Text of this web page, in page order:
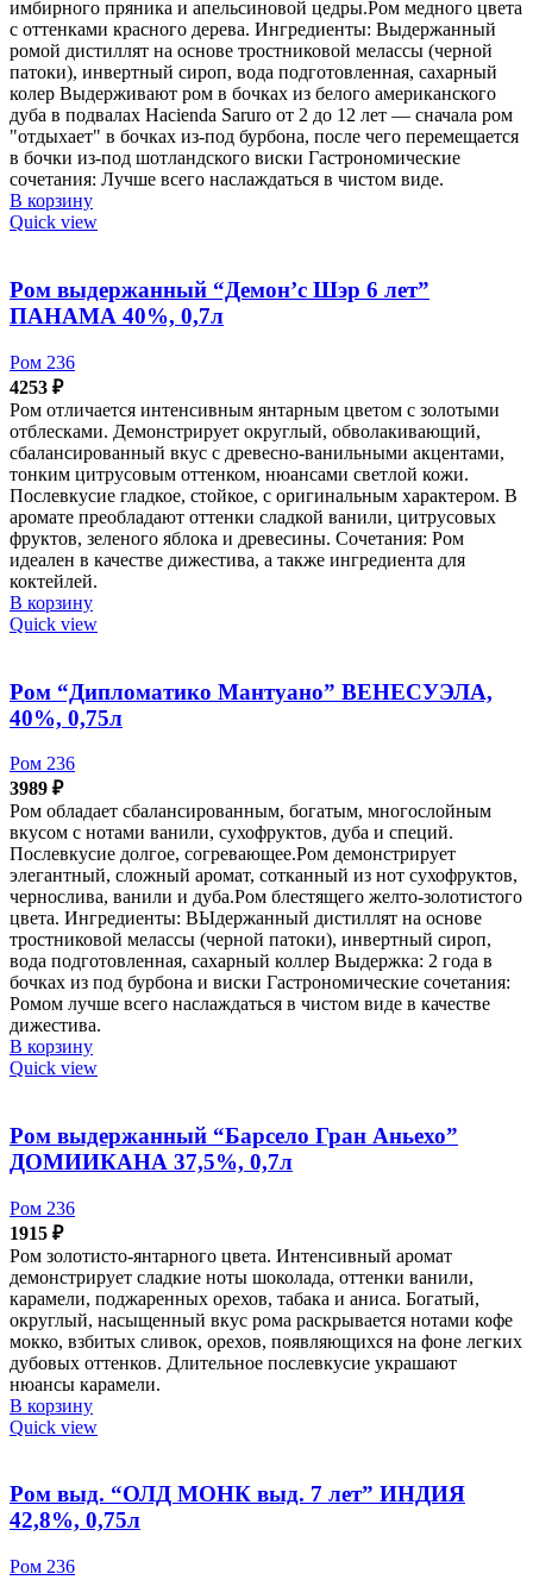
имбирного пряника и апельсиновой цедры.Ром медного цвета
с оттенками красного дерева. Ингредиенты: Выдержанный
ромой дистиллят на основе тростниковой мелассы (черной
патоки), инвертный сироп, вода подготовленная, сахарный
колер Выдерживают ром в бочках из белого американского
дуба в подвалах Hacienda Saruro от 2 до 12 лет — сначала ром
"отдыхает" в бочках из-под бурбона, после чего перемещается
в бочки из-под шотландского виски Гастрономические
сочетания: Лучше всего наслаждаться в чистом виде.
В корзину
Quick view
Ром выдержанный “Демон’с Шэр 6 лет”
ПАНАМА 40%, 0,7л
Ром 236
4253 ₽
Ром отличается интенсивным янтарным цветом с золотыми
отблесками. Демонстрирует округлый, обволакивающий,
сбалансированный вкус с древесно-ванильными акцентами,
тонким цитрусовым оттенком, нюансами светлой кожи.
Послевкусие гладкое, стойкое, с оригинальным характером. В
аромате преобладают оттенки сладкой ванили, цитрусовых
фруктов, зеленого яблока и древесины. Сочетания: Ром
идеален в качестве дижестива, а также ингредиента для
коктейлей.
В корзину
Quick view
Ром “Дипломатико Мантуано” ВЕНЕСУЭЛА,
40%, 0,75л
Ром 236
3989 ₽
Ром обладает сбалансированным, богатым, многослойным
вкусом с нотами ванили, сухофруктов, дуба и специй.
Послевкусие долгое, согревающее.Ром демонстрирует
элегантный, сложный аромат, сотканный из нот сухофруктов,
чернослива, ванили и дуба.Ром блестящего желто-золотистого
цвета. Ингредиенты: ВЫдержанный дистиллят на основе
тростниковой мелассы (черной патоки), инвертный сироп,
вода подготовленная, сахарный коллер Выдержка: 2 года в
бочках из под бурбона и виски Гастрономические сочетания:
Ромом лучше всего наслаждаться в чистом виде в качестве
дижестива.
В корзину
Quick view
Ром выдержанный “Барсело Гран Аньехо”
ДОМИИКАНА 37,5%, 0,7л
Ром 236
1915 ₽
Ром золотисто-янтарного цвета. Интенсивный аромат
демонстрирует сладкие ноты шоколада, оттенки ванили,
карамели, поджаренных орехов, табака и аниса. Богатый,
округлый, насыщенный вкус рома раскрывается нотами кофе
мокко, взбитых сливок, орехов, появляющихся на фоне легких
дубовых оттенков. Длительное послевкусие украшают
нюансы карамели.
В корзину
Quick view
Ром выд. “ОЛД МОНК выд. 7 лет” ИНДИЯ
42,8%, 0,75л
Ром 236